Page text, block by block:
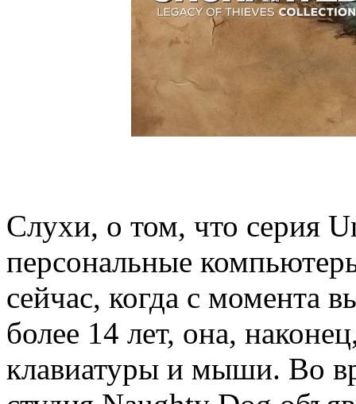
Слухи, о том, что серия
персональные
сейчас, когда с момента
более 14 лет, она,
клавиатуры и мыши. Во